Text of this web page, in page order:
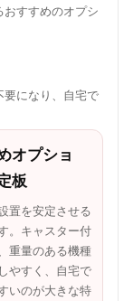
すすめのオプシ
要になり、自宅で
オプショ
板
置を安定させる
。キャスター付
重量のある機種
やすく、自宅で
いのが大きな特